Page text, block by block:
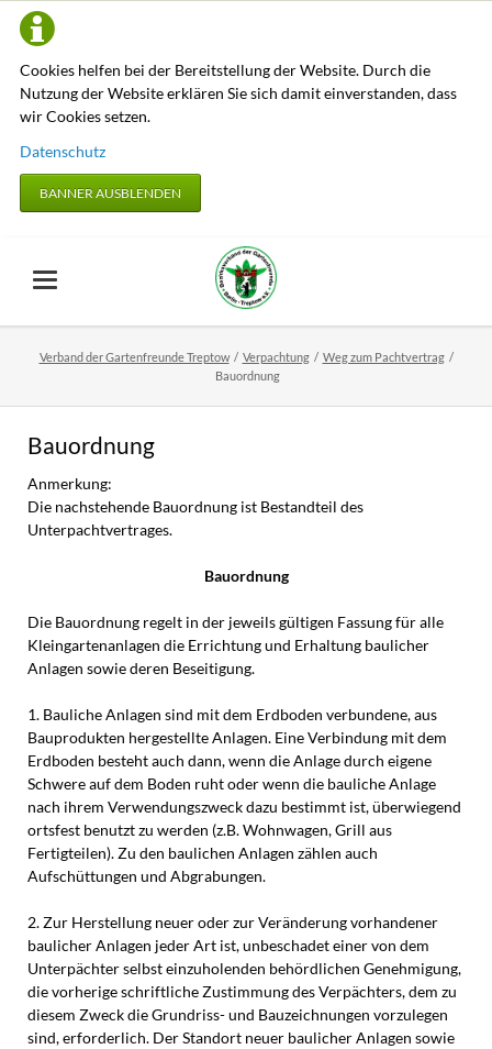
Cookies helfen bei der Bereitstellung der Website. Durch die
Nutzung der Website erklären Sie sich damit einverstanden, dass
wir Cookies setzen.
Datenschutz
BANNER AUSBLENDEN
Verband der Gartenfreunde Treptow Verpachtung
Weg zum Pachtvertrag
Bauordnung
Bauordnung
Anmerkung:
Die nachstehende Bauordnung ist Bestandteil des
Unterpachtvertrages.
Bauordnung
Die Bauordnung regelt in der jeweils gültigen Fassung für alle
Kleingartenanlagen die Errichtung und Erhaltung baulicher
Anlagen sowie deren Beseitigung.
1. Bauliche Anlagen sind mit dem Erdboden verbundene, aus
Bauprodukten hergestellte Anlagen. Eine Verbindung mit dem
Erdboden besteht auch dann, wenn die Anlage durch eigene
Schwere auf dem Boden ruht oder wenn die bauliche Anlage
nach ihrem Verwendungszweck dazu bestimmt ist, überwiegend
ortsfest benutzt zu werden (z.B. Wohnwagen, Grill aus
Fertigteilen). Zu den baulichen Anlagen zählen auch
Aufschüttungen und Abgrabungen.
2. Zur Herstellung neuer oder zur Veränderung vorhandener
baulicher Anlagen jeder Art ist, unbeschadet einer von dem
Unterpächter selbst einzuholenden behördlichen Genehmigung,
die vorherige schriftliche Zustimmung des Verpächters, dem zu
diesem Zweck die Grundriss- und Bauzeichnungen vorzulegen
sind, erforderlich. Der Standort neuer baulicher Anlagen sowie